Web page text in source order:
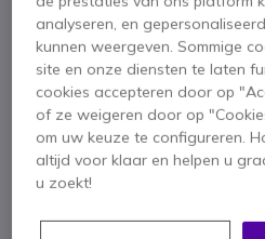
IN
OFFERTE
Niet op voorraad
analyseren, en
kunnen weergeven. Sommige
site en onze diensten te laten
cookies accepteren door op
of ze weigeren door op
om uw keuze te configureren.
altijd voor klaar en helpen u
u zoekt!